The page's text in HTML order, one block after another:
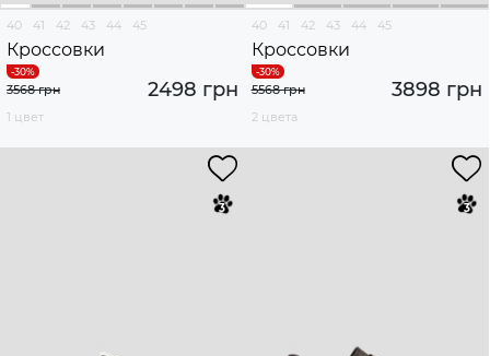
40 41 42 43 44 45
Кроссовки
2498 грн
3568 грн
1 цвет
40 41 42 43 44 45
Кроссовки
3898 грн
5568 грн
2 цвета